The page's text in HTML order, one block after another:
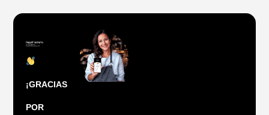
¡GRACIAS
POR